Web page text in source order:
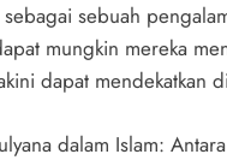
sebuah
mungkin mereka
dapat mendekatkan
dalam Islam: